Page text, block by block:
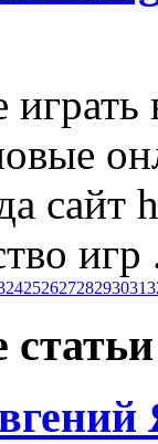
сайт
игр
2425262728293031